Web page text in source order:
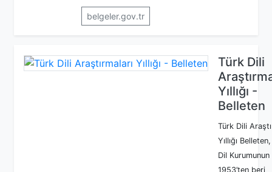
belgeler.gov.tr
Türk Dili
Yıllığı -
Belleten
Türk Dili
Yıllığı
Dil Kurumunun
1953’ten beri